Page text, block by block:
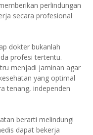
perlindungan
secara profesional
dokter bukanlah
profesi tertentu.
menjadi jaminan agar
yang optimal
tenang, independen
berarti melindungi
dapat bekerja